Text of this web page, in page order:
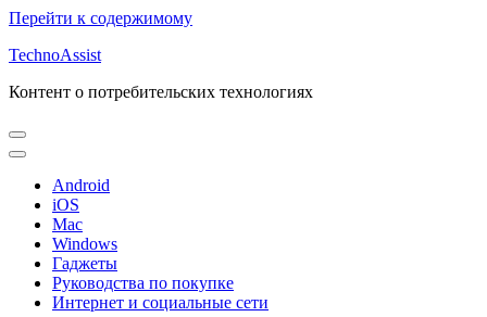
Перейти к содержимому
TechnoAssist
Контент о потребительских технологиях
Android
iOS
Mac
Windows
Гаджеты
Руководства по покупке
Интернет и социальные сети